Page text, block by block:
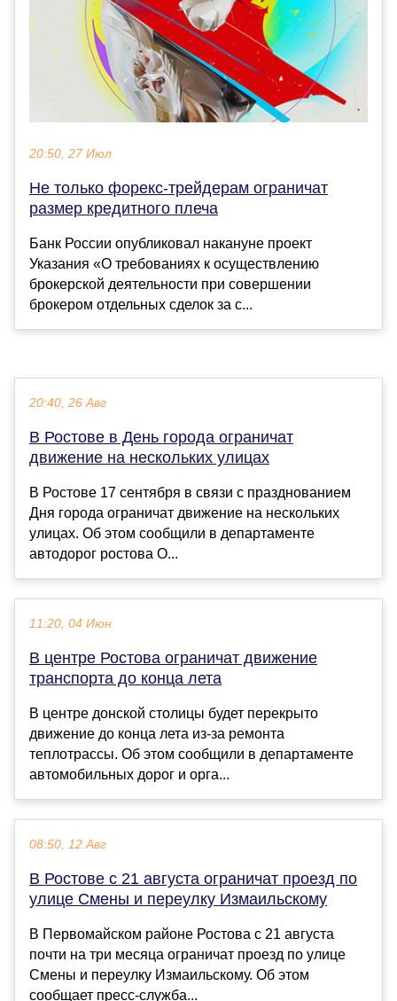
20:50, 27 Июл
Не только форекс-трейдерам ограничат
размер кредитного плеча
Банк России опубликовал накануне проект
Указания «О требованиях к осуществлению
брокерской деятельности при совершении
брокером отдельных сделок за с...
20:40, 26 Авг
В Ростове в День города ограничат
движение на нескольких улицах
В Ростове 17 сентября в связи с празднованием
Дня города ограничат движение на нескольких
улицах. Об этом сообщили в департаменте
автодорог ростова О...
11:20, 04 Июн
В центре Ростова ограничат движение
транспорта до конца лета
В центре донской столицы будет перекрыто
движение до конца лета из-за ремонта
теплотрассы. Об этом сообщили в департаменте
автомобильных дорог и орга...
08:50, 12 Авг
В Ростове с 21 августа ограничат проезд по
улице Смены и переулку Измаильскому
В Первомайском районе Ростова с 21 августа
почти на три месяца ограничат проезд по улице
Смены и переулку Измаильскому. Об этом
сообщает пресс-служба...